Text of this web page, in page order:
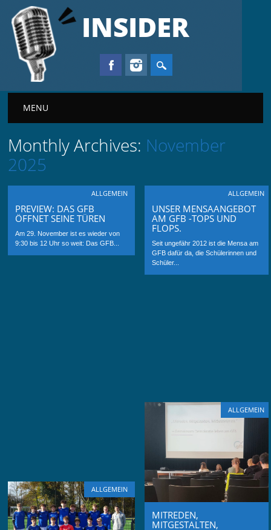
INSIDER
Main menu
MENU
Monthly Archives: November
2025
ALLGEMEIN
PREVIEW: DAS GFB
ÖFFNET SEINE TÜREN
Am 29. November ist es wieder von
9:30 bis 12 Uhr so weit: Das GFB...
ALLGEMEIN
UNSER MENSAANGEBOT
AM GFB -TOPS UND
FLOPS.
Seit ungefähr 2012 ist die Mensa am
GFB dafür da, die Schülerinnen und
Schüler...
ALLGEMEIN
MITREDEN,
MITGESTALTEN,
ALLGEMEIN